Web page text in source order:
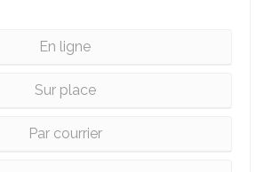
En ligne
Sur place
Par courrier